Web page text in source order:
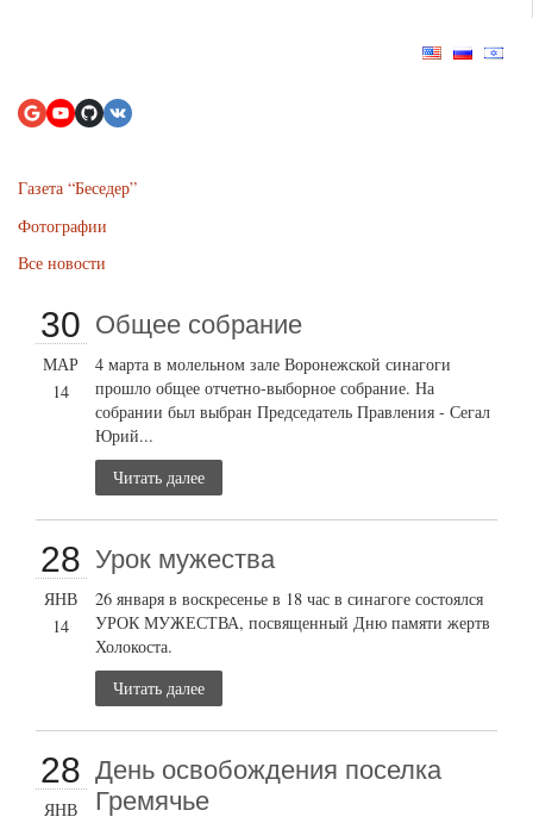
Газета “Беседер”
Фотографии
Все новости
30
МАР
14
Общее собрание
4 марта в молельном зале Воронежской синагоги
прошло общее отчетно-выборное собрание. На
собрании был выбран Председатель Правления - Сегал
Юрий...
Читать далее
28
ЯНВ
14
Урок мужества
26 января в воскресенье в 18 час в синагоге состоялся
УРОК МУЖЕСТВА, посвященный Дню памяти жертв
Холокоста.
Читать далее
28
ЯНВ
День освобождения поселка
Гремячье